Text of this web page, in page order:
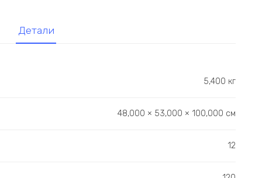
Детали
5,400 кг
48,000 × 53,000 × 100,000 см
12